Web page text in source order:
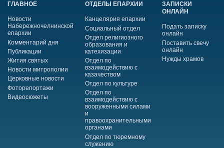
ГЛАВНОЕ
Новости
Набережночелнинской
епархии
Комментарий дня
Публикации
Жития святых
Новости митрополии
Церковные новости
Фоторепортажи
Видеосюжеты
ОТДЕЛЫ ЕПАРХИИ
Канцелярия епархии
Социальный отдел
Отдел религиозного
образования и
катехизации
Отдел по
взаимодействию с
казачеством
Отдел по культуре
Отдел по
взаимодействию с
вооруженными силами
и
правоохранительными
органами
Отдел по тюремному
служению
ЗАПИСКИ
ОНЛАЙН
Подать записку
онлайн
Поставить свечу
онлайн
Нужды храмов